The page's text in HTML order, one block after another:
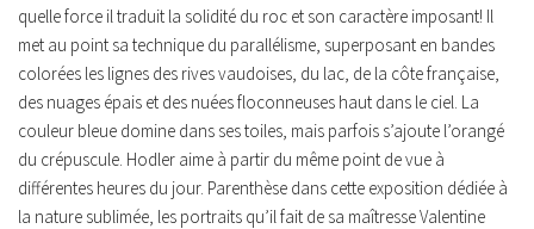
quelle force il traduit la solidité du roc et son caractère imposant! Il
met au point sa technique du parallélisme, superposant en bandes
colorées les lignes des rives vaudoises, du lac, de la côte française,
des nuages épais et des nuées floconneuses haut dans le ciel. La
couleur bleue domine dans ses toiles, mais parfois s’ajoute l’orangé
du crépuscule. Hodler aime à partir du même point de vue à
différentes heures du jour. Parenthèse dans cette exposition dédiée à
la nature sublimée, les portraits qu’il fait de sa maîtresse Valentine